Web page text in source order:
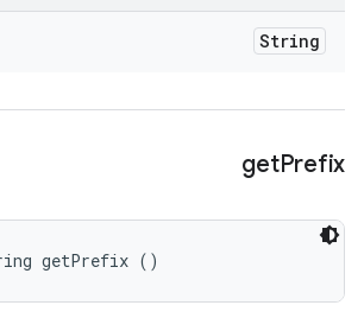
String
getPrefix
getPrefix ()